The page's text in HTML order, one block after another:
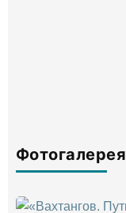
Фотогалерея